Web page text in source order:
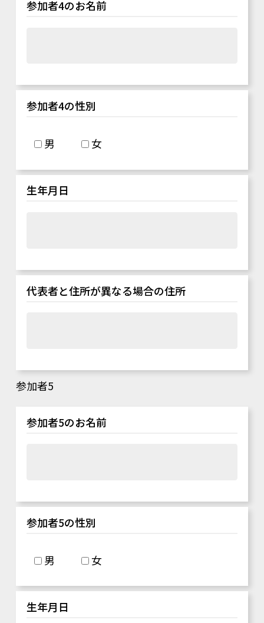
参加者4のお名前
参加者4の性別
男 女
生年月日
代表者と住所が異なる場合の住所
参加者5
参加者5のお名前
参加者5の性別
男 女
生年月日